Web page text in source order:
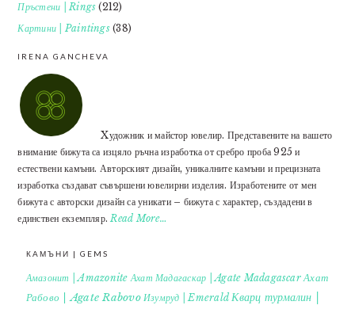
Пръстени | Rings (212)
Картини | Paintings(38)
IRENA GANCHEVA
Xудожник и майстор ювелир. Представените на вашето
внимание бижута са изцяло ръчна изработка от сребро проба 925 и
естествени камъни. Авторският дизайн, уникалните камъни и прецизната
изработка създават съвършени ювелирни изделия. Изработените от мен
бижута с авторски дизайн са уникати – бижута с характер, създадени в
единствен екземпляр.Read More…
КАМЪНИ | GEMS
Амазонит | Amazonite Ахат Мадагаскар | Agate Madagascar Ахат
Рабово | Agate Rabovo Изумруд | Emerald Кварц турмалин |